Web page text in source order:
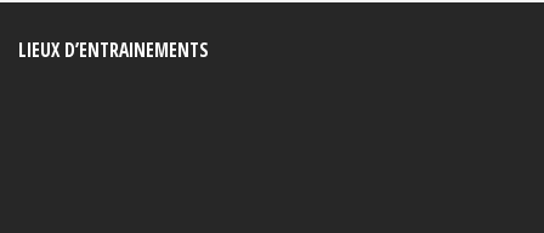
LIEUX D’ENTRAINEMENTS